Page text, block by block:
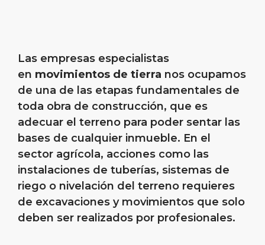
Las empresas especialistas
en movimientos de tierra nos ocupamos
de una de las etapas fundamentales de
toda obra de construcción, que es
adecuar el terreno para poder sentar las
bases de cualquier inmueble. En el
sector agrícola, acciones como las
instalaciones de tuberías, sistemas de
riego o nivelación del terreno requieres
de excavaciones y movimientos que solo
deben ser realizados por profesionales.